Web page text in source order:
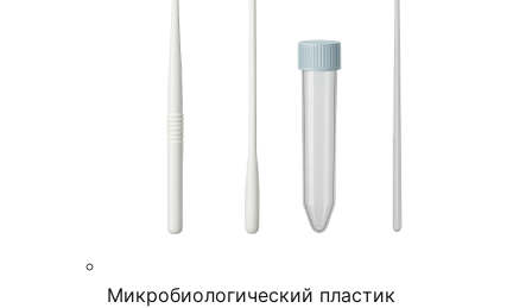
Микробиологический пластик